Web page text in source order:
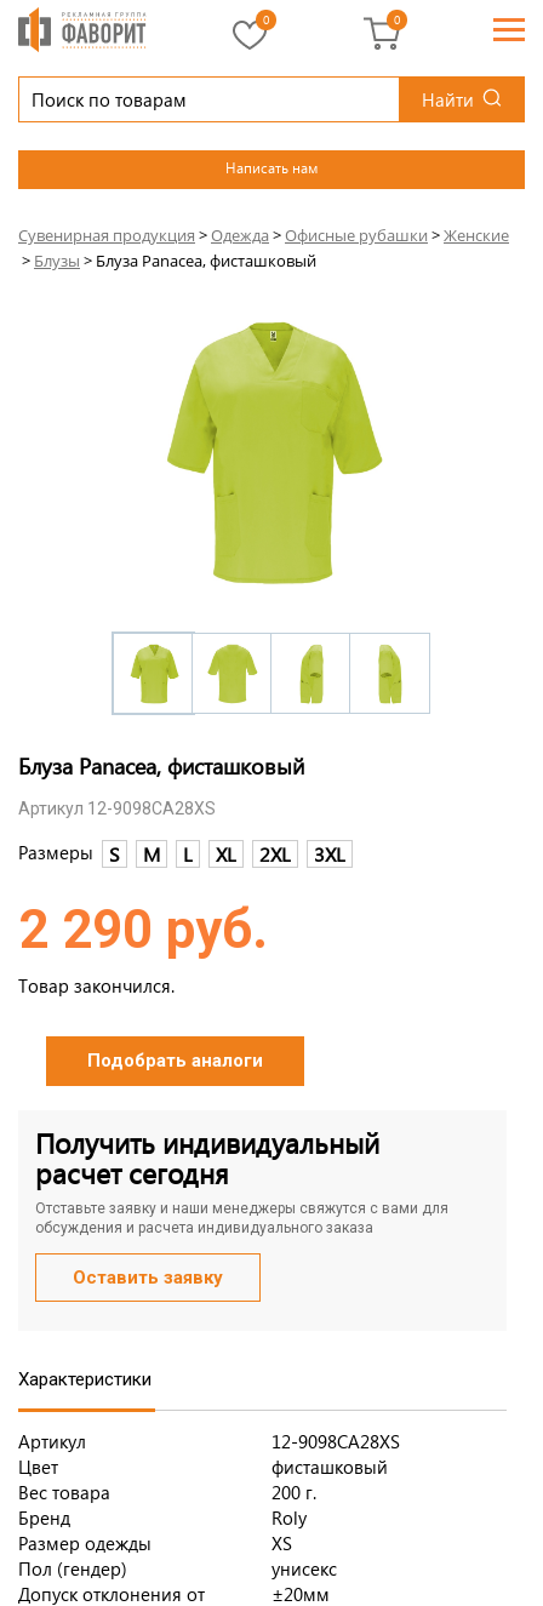
Найти
Написать нам
0 0
Сувенирная продукция >Одежда>Офисные рубашки >Женские
> Блузы > Блуза Panacea, фисташковый
Блуза Panacea, фисташковый
Артикул 12-9098CA28XS
Размеры S M L XL 2XL 3XL
2 290 руб.
Товар закончился.
Подобрать аналоги
Получить индивидуальный
расчет сегодня
Отставьте заявку и наши менеджеры свяжутся с вами для
обсуждения и расчета индивидуального заказа
Оставить заявку
Характеристики
Артикул
12-9098CA28XS
Цвет
фисташковый
Вес товара
200 г.
Бренд
Roly
Размер одежды
XS
Пол (гендер)
унисекс
Допуск отклонения от
±20мм